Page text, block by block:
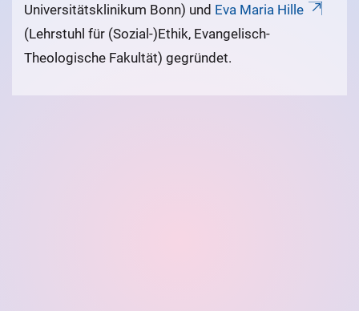
Universitätsklinikum Bonn) und Eva Maria Hille
(Lehrstuhl für (Sozial-)Ethik, Evangelisch-
Theologische Fakultät) gegründet.